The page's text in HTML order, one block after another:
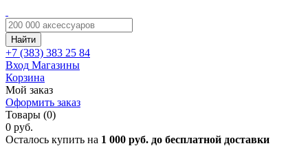
Найти
+7 (383) 383 25 84
Вход Магазины
Корзина
Мой заказ
Оформить заказ
Товары (0)
0 руб.
Осталось купить на 1 000 руб. до бесплатной доставки